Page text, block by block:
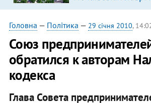
Головна — Політика — 29 січня 2010,
Союз
обратился к авторам
кодекса
Глава Совета